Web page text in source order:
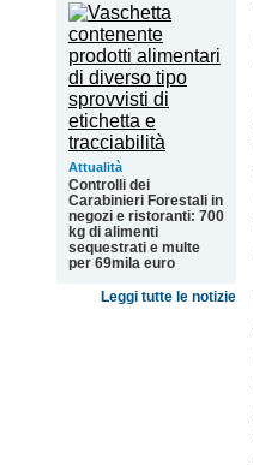
Attualità
Controlli dei
Carabinieri Forestali in
negozi e ristoranti: 700
kg di alimenti
sequestrati e multe
per 69mila euro
Leggi tutte le notizie